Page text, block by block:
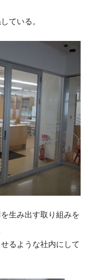
ている。
生み出す取り組みを
るような社内にして